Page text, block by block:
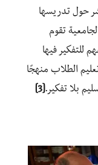
حول تدريسها
تقوم
للتفكير فيها
الطلاب منهجًا
بلا تفكير.[3]